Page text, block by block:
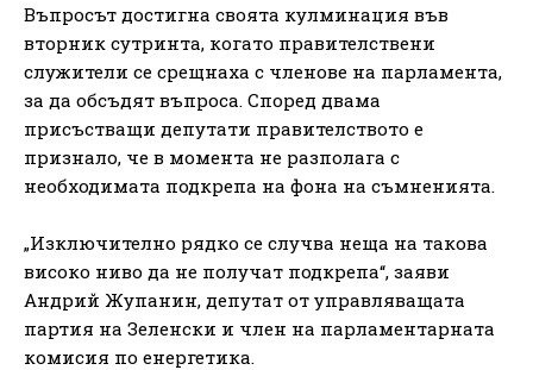
Въпросът достигна своята кулминация във
вторник сутринта, когато правителствени
служители се срещнаха с членове на парламента,
за да обсъдят въпроса. Според двама
присъстващи депутати правителството е
признало, че в момента не разполага с
необходимата подкрепа на фона на съмненията.
„Изключително рядко се случва неща на такова
високо ниво да не получат подкрепа“, заяви
Андрий Жупанин, депутат от управляващата
партия на Зеленски и член на парламентарната
комисия по енергетика.